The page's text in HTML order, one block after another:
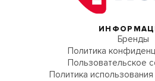
Бренды
Политика
Пользовательское
Политика